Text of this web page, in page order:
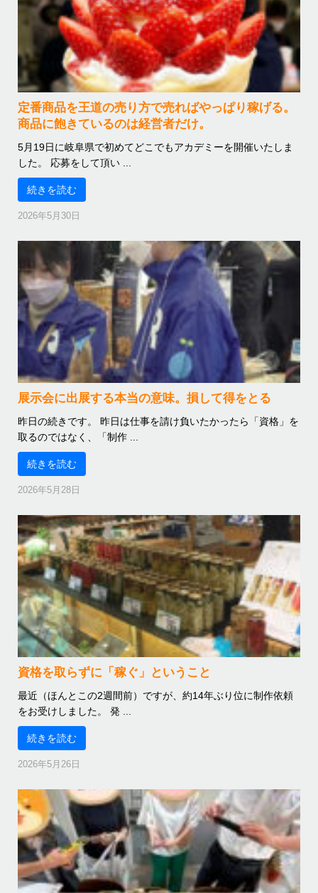
定番商品を王道の売り方で売ればやっぱり稼げる。
商品に飽きているのは経営者だけ。
5月19日に岐阜県で初めてどこでもアカデミーを開催いたしま
した。 応募をして頂い ...
続きを読む
2026年5月30日
展示会に出展する本当の意味。損して得をとる
昨日の続きです。 昨日は仕事を請け負いたかったら「資格」を
取るのではなく、「制作 ...
続きを読む
2026年5月28日
資格を取らずに「稼ぐ」ということ
最近（ほんとこの2週間前）ですが、約14年ぶり位に制作依頼
をお受けしました。 発 ...
続きを読む
2026年5月26日